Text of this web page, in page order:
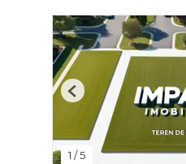
1 /5
Previous